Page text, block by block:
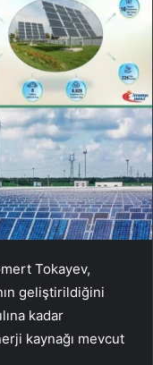
Tokayev,
geliştirildiğini
kadar
kaynağı mevcut